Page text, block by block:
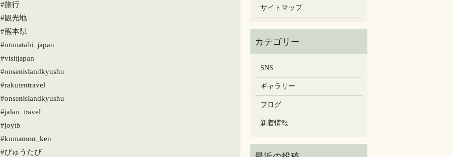
#旅行
#観光地
#熊本県
#otonatabi_japan
#visitjapan
#onsenislandkyushu
#rakutentravel
#onsenislandkyushu
#jalan_travel
#joytb
#kumamon_ken
#びゅうたび
サイトマップ
SNS
ギャラリー
ブログ
新着情報